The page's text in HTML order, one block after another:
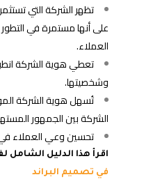
تظهر الشركة التي
على أنها مستمرة في
العملاء.
تعطي هوية الشركة
وشخصيتها.
تُسهل هوية الشركة
الشركة بين الجمهور
تحسين وعي العملاء في
اقرأ هذا الدليل الشامل
في تصميم البراند